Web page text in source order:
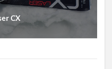
CX